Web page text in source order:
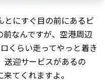
とにすぐ目の前にあるビ
なんですが、空港周辺
くらい走ってやっと着き
送迎サービスがあるの
てくれますよ。